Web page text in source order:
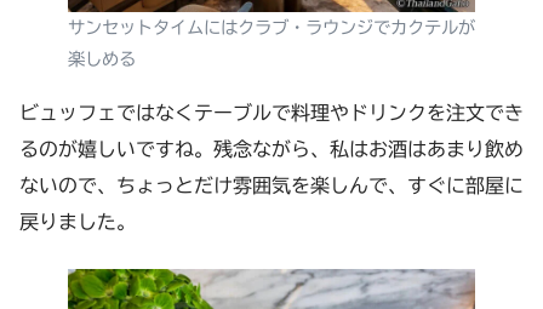
サンセットタイムにはクラブ・ラウンジでカクテルが
楽しめる
ビュッフェではなくテーブルで料理やドリンクを注文でき
るのが嬉しいですね。残念ながら、私はお酒はあまり飲め
ないので、ちょっとだけ雰囲気を楽しんで、すぐに部屋に
戻りました。